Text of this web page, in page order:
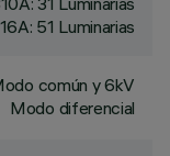
51 Luminarias
común y 6kV
Modo diferencial